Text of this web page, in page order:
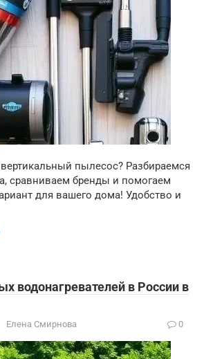
пылесос? Разбираемся
сравниваем бренды и помогаем
для вашего дома! Удобство и
водонагревателей в России в
Елена Смирнова 0